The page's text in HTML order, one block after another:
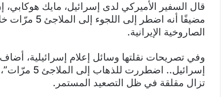
قال السفير الأميركي لدى إسرائيل، مايك
مضيفًا أنه اضطر
الصاروخية الإيرانية.
وفي تصريحات نقلتها وسائل إعلام إسرائيلية،
إسرائيل..
تزال مقلقة في ظل التصعيد المستمر.